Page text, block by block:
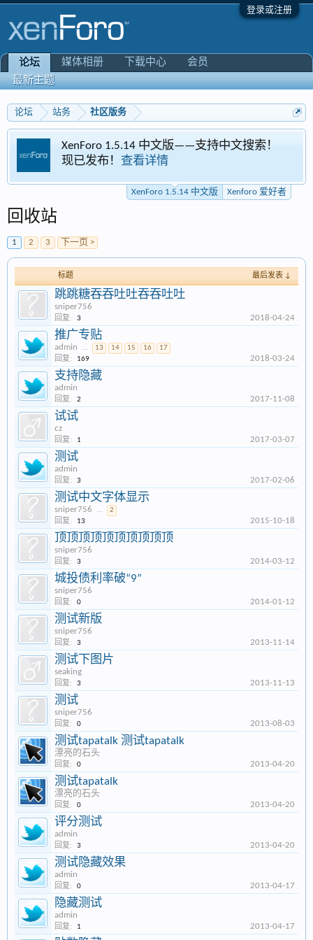
登录或注册
论坛 站务 社区版务
XenForo 1.5.14 中文版——支持中文搜索！
现已发布！ 查看详情
XenForo 1.5.14 中文版 Xenforo 爱好者
回收站
1 2 3 下一页 >
标题 最后发表 ↓
跳跳糖吞吞吐吐吞吞吐吐
sniper756
回复: 3 2018-04-24
推广专贴
admin ... 13 14 15 16
17
回复:
169 2018-03-24
支持隐藏
admin
回复: 2 2017-11-08
试试
cz
回复: 1 2017-03-07
测试
admin
回复: 3 2017-02-06
测试中文字体显示
sniper756 ...
2
回复:
13 2015-10-18
顶顶顶顶顶顶顶顶顶顶
sniper756
回复: 3 2014-03-12
城投债利率破“9”
sniper756
回复: 0 2014-01-12
测试新版
sniper756
回复: 3 2013-11-14
测试下图片
seaking
回复: 3 2013-11-13
测试
sniper756
回复: 0 2013-08-03
测试tapatalk 测试tapatalk
漂亮的石头
回复: 0 2013-04-20
测试tapatalk
漂亮的石头
回复: 0 2013-04-20
评分测试
admin
回复: 3 2013-04-20
测试隐藏效果
admin
回复: 0 2013-04-17
隐藏测试
admin
回复: 1 2013-04-17
论坛
最新主题
媒体相册 下载中心 会员